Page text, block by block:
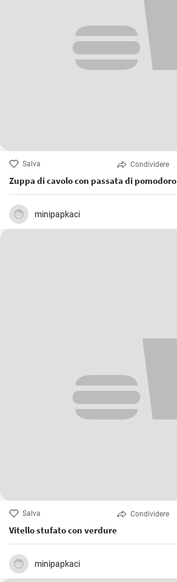
Salva Condividere
Zuppa di cavolo con passata di pomodoro
minipapkaci
Salva Condividere
Vitello stufato con verdure
minipapkaci